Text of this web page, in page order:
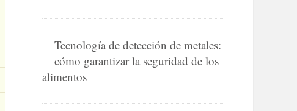
Tecnología de detección de metales:
cómo garantizar la seguridad de los
alimentos